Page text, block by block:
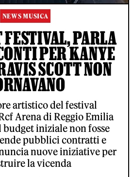
NEWS MUSICA
FESTIVAL, PARLA
PER KANYE
SCOTT NON
artistico del festival
Arena di Reggio Emilia
budget iniziale non fosse
pubblici contratti e
nuove iniziative per
la vicenda